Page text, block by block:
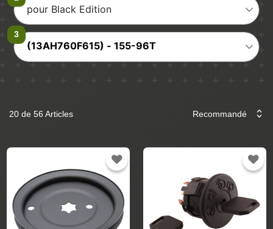
pour Black Edition
(13AH760F615) - 155-96T
20 de 56 Articles